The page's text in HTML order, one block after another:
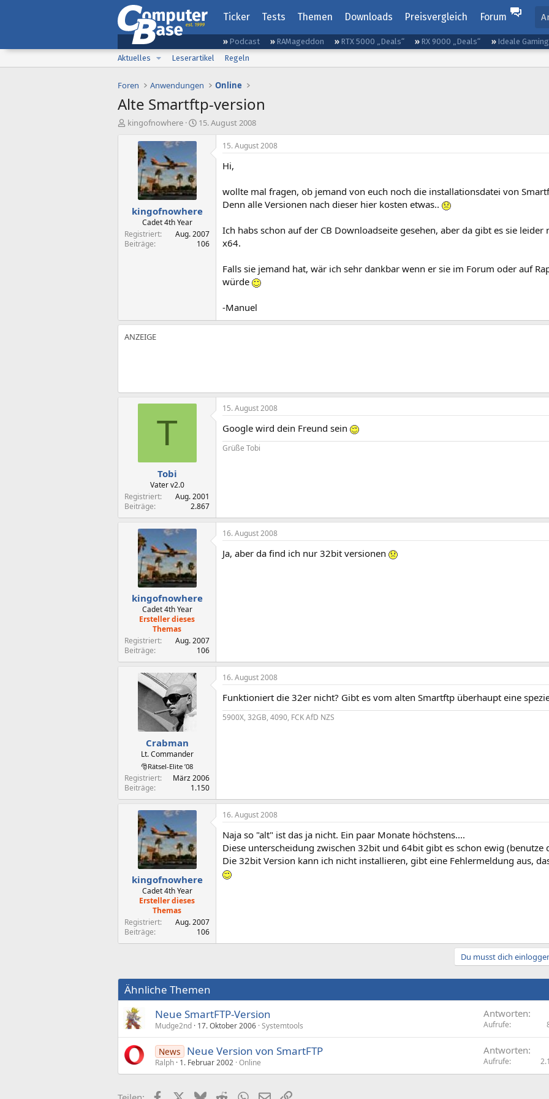
Ticker Tests Themen Downloads Preisvergleich Forum
Podcast RAMageddon RTX 5000 „Deals“ RX 9000 „Deals“ Ideale
Aktuelles
Leserartikel Regeln
Foren Anwendungen Online
Alte Smartftp-version
E
kingofnowhere
E
a
15. August 2008
kingofnowhere
Cadet 4th Year
Registriert
Aug. 2007
Beiträge
106
15. August 2008
Hi,
wollte mal fragen, ob jemand von euch noch die installationsdatei von
Denn alle Versionen nach dieser hier kosten etwas..
Ich habs schon auf der CB Downloadseite gesehen, aber da gibt es sie
x64.
Falls sie jemand hat, wär ich sehr dankbar wenn er sie im Forum oder auf
würde
-Manuel
T
Tobi
Vater v2.0
Registriert
Aug. 2001
Beiträge
2.867
15. August 2008
Google wird dein Freund sein
Grüße Tobi
kingofnowhere
Cadet 4th Year
Ersteller dieses
Themas
Registriert
Aug. 2007
Beiträge
106
16. August 2008
Ja, aber da find ich nur 32bit versionen
Crabman
Lt. Commander
🎅Rätsel-Elite ’08
Registriert
März 2006
Beiträge
1.150
16. August 2008
Funktioniert die 32er nicht? Gibt es vom alten Smartftp überhaupt eine
5900X, 32GB, 4090, FCK AfD NZS
kingofnowhere
Cadet 4th Year
Ersteller dieses
Themas
Registriert
Aug. 2007
Beiträge
106
16. August 2008
Naja so "alt" ist das ja nicht. Ein paar Monate höchstens....
Diese unterscheidung zwischen 32bit und 64bit gibt es schon ewig (benutze
Die 32bit Version kann ich nicht installieren, gibt eine Fehlermeldung aus,
Du musst dich
Ähnliche Themen
Neue SmartFTP-Version
Mudge2nd 17. Oktober 2006 Systemtools
Antworten
Aufrufe
News Neue Version von SmartFTP
Ralph 1. Februar 2002 Online
Antworten
Aufrufe
FacebookX (Twitter)
BlueskyRedditWhatsApp
E-MailLink